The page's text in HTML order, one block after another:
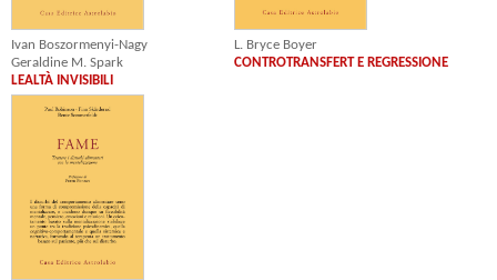
Ivan Boszormenyi-Nagy
Geraldine M. Spark
LEALTÀ INVISIBILI
L. Bryce Boyer
CONTROTRANSFERT E REGRESSIONE